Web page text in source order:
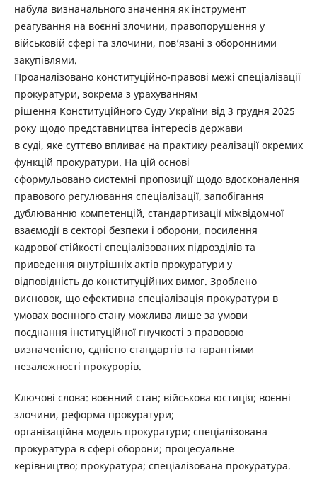
набула визначального значення як інструмент
реагування на воєнні злочини, правопорушення у
військовій сфері та злочини, пов’язані з оборонними
закупівлями.
Проаналізовано конституційно-правові межі спеціалізації
прокуратури, зокрема з урахуванням
рішення Конституційного Суду України від 3 грудня 2025
року щодо представництва інтересів держави
в суді, яке суттєво впливає на практику реалізації окремих
функцій прокуратури. На цій основі
сформульовано системні пропозиції щодо вдосконалення
правового регулювання спеціалізації, запобігання
дублюванню компетенцій, стандартизації міжвідомчої
взаємодії в секторі безпеки і оборони, посилення
кадрової стійкості спеціалізованих підрозділів та
приведення внутрішніх актів прокуратури у
відповідність до конституційних вимог. Зроблено
висновок, що ефективна спеціалізація прокуратури в
умовах воєнного стану можлива лише за умови
поєднання інституційної гнучкості з правовою
визначеністю, єдністю стандартів та гарантіями
незалежності прокурорів.
Ключові слова: воєнний стан; військова юстиція; воєнні
злочини, реформа прокуратури;
організаційна модель прокуратури; спеціалізована
прокуратура в сфері оборони; процесуальне
керівництво; прокуратура; спеціалізована прокуратура.